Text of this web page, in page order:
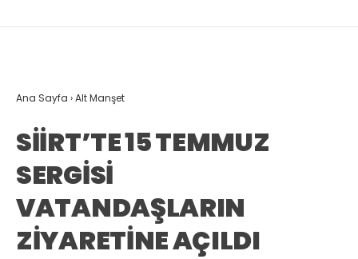
Ana Sayfa ›Alt Manşet
SİİRT’TE 15 TEMMUZ
SERGİSİ
VATANDAŞLARIN
ZİYARETİNE AÇILDI